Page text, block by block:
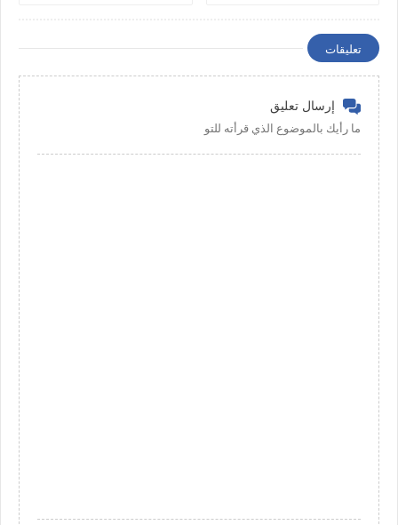
تعليقات
إرسال تعليق
ما رأيك بالموضوع الذي قرأته للتو